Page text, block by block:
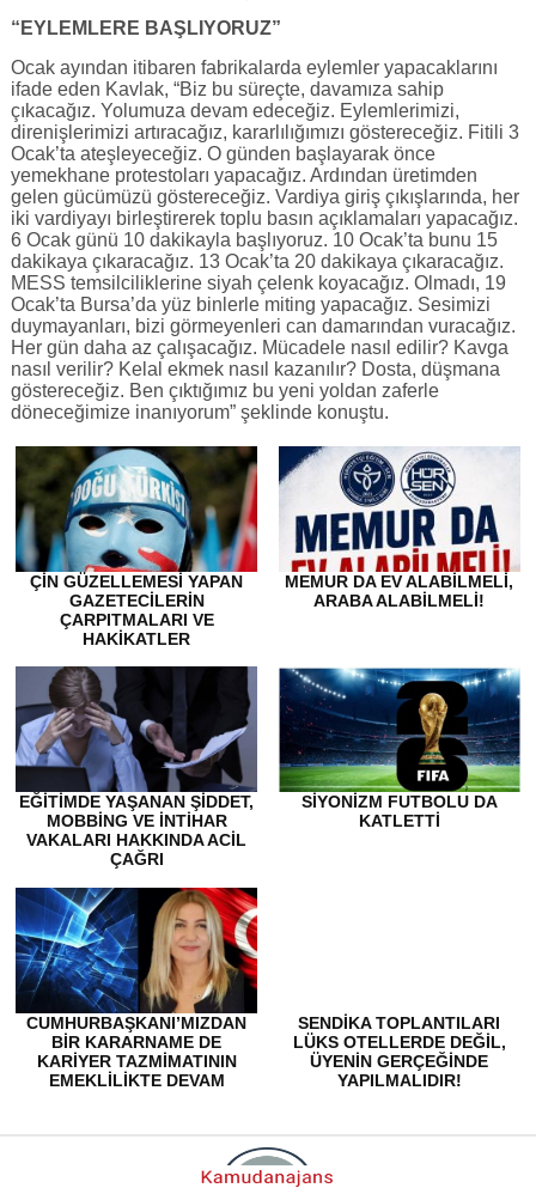
“EYLEMLERE BAŞLIYORUZ”
Ocak ayından itibaren fabrikalarda eylemler yapacaklarını
ifade eden Kavlak, “Biz bu süreçte, davamıza sahip
çıkacağız. Yolumuza devam edeceğiz. Eylemlerimizi,
direnişlerimizi artıracağız, kararlılığımızı göstereceğiz. Fitili 3
Ocak’ta ateşleyeceğiz. O günden başlayarak önce
yemekhane protestoları yapacağız. Ardından üretimden
gelen gücümüzü göstereceğiz. Vardiya giriş çıkışlarında, her
iki vardiyayı birleştirerek toplu basın açıklamaları yapacağız.
6 Ocak günü 10 dakikayla başlıyoruz. 10 Ocak’ta bunu 15
dakikaya çıkaracağız. 13 Ocak’ta 20 dakikaya çıkaracağız.
MESS temsilciliklerine siyah çelenk koyacağız. Olmadı, 19
Ocak’ta Bursa’da yüz binlerle miting yapacağız. Sesimizi
duymayanları, bizi görmeyenleri can damarından vuracağız.
Her gün daha az çalışacağız. Mücadele nasıl edilir? Kavga
nasıl verilir? Kelal ekmek nasıl kazanılır? Dosta, düşmana
göstereceğiz. Ben çıktığımız bu yeni yoldan zaferle
döneceğimize inanıyorum” şeklinde konuştu.
ÇİN GÜZELLEMESİ YAPAN
GAZETECİLERİN
ÇARPITMALARI VE
HAKİKATLER
MEMUR DA EV ALABİLMELİ,
ARABA ALABİLMELİ!
EĞITIMDE YAŞANAN ŞIDDET,
MOBBING VE İNTIHAR
VAKALARI HAKKINDA ACIL
ÇAĞRI
SİYONİZM FUTBOLU DA
KATLETTİ
CUMHURBAŞKANI’MIZDAN
BİR KARARNAME DE
KARİYER TAZMİMATININ
EMEKLİLİKTE DEVAM
SENDIKA TOPLANTILARI
LÜKS OTELLERDE DEĞIL,
ÜYENIN GERÇEĞINDE
YAPILMALIDIR!